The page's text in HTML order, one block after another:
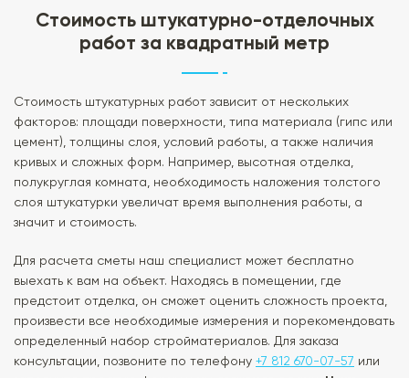
Стоимость штукатурно-отделочных
работ за квадратный метр
Стоимость штукатурных работ зависит от нескольких
факторов: площади поверхности, типа материала (гипс или
цемент), толщины слоя, условий работы, а также наличия
кривых и сложных форм. Например, высотная отделка,
полукруглая комната, необходимость наложения толстого
слоя штукатурки увеличат время выполнения работы, а
значит и стоимость.
Для расчета сметы наш специалист может бесплатно
выехать к вам на объект. Находясь в помещении, где
предстоит отделка, он сможет оценить сложность проекта,
произвести все необходимые измерения и порекомендовать
определенный набор стройматериалов. Для заказа
консультации, позвоните по телефону +7 812 670-07-57 или